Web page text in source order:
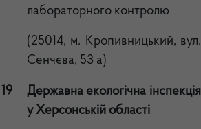
лабораторного контролю
(25014, м. Кропивницький, вул.
Сенчєва, 53 а)
19
Державна екологічна інспекція
у Херсонській області